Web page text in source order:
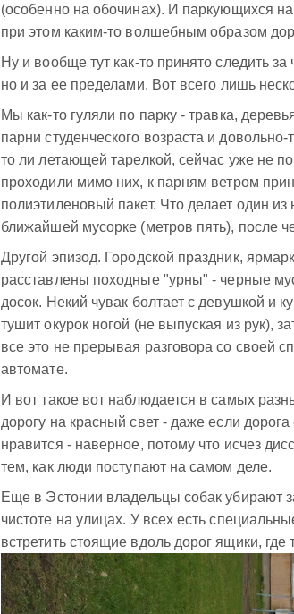
(особенно на обочинах). И паркующихся
при этом каким-то волшебным образом
Ну и вообще тут как-то принято следить
но и за ее пределами. Вот всего лишь
Мы как-то гуляли по парку - травка,
парни студенческого возраста и
то ли летающей тарелкой, сейчас уже не
проходили мимо них, к парням ветром
полиэтиленовый пакет. Что делает один
ближайшей мусорке (метров пять), после
Другой эпизод. Городской праздник,
расставлены походные "урны" - черные
досок. Некий чувак болтает с девушкой и
тушит окурок ногой (не выпуская из рук),
все это не прерывая разговора со своей
автомате.
И вот такое вот наблюдается в самых
дорогу на красный свет - даже если
нравится - наверное, потому что исчез
тем, как люди поступают на самом деле.
Еще в Эстонии владельцы собак убирают
чистоте на улицах. У всех есть
встретить стоящие вдоль дорог ящики, где